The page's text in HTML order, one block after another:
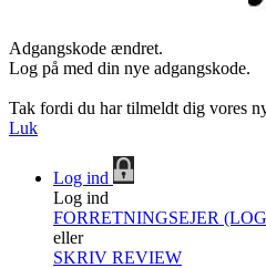
Adgangskode ændret.
Log på med din nye adgangskode.
Tak fordi du har tilmeldt dig vores
Luk
Log ind
Log ind
FORRETNINGSEJER
eller
SKRIV REVIEW